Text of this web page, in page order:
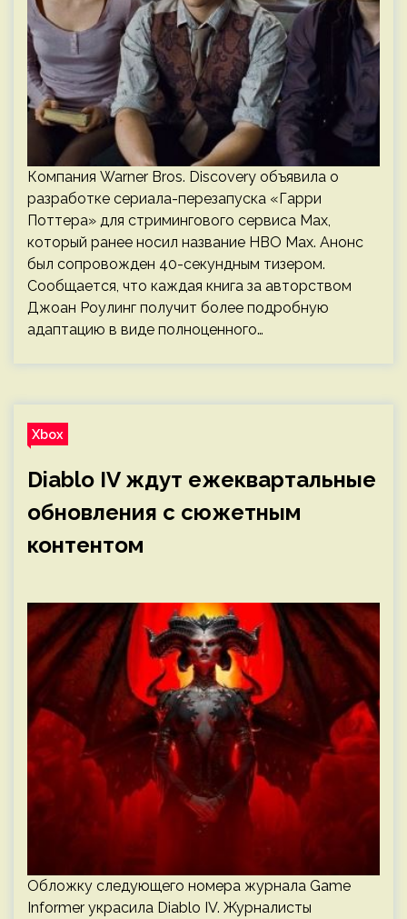
Компания Warner Bros. Discovery объявила о
разработке сериала-перезапуска «Гарри
Поттера» для стримингового сервиса Max,
который ранее носил название HBO Max. Анонс
был сопровожден 40-секундным тизером.
Сообщается, что каждая книга за авторством
Джоан Роулинг получит более подробную
адаптацию в виде полноценного…
Xbox
Diablo IV ждут ежеквартальные
обновления с сюжетным
контентом
Обложку следующего номера журнала Game
Informer украсила Diablo IV. Журналисты